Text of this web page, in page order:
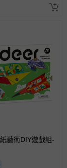
逾期（例如生鮮
使用，則酌收整
例如 DVD、CD
供即為完成之線
如線上課程、遊
泳裝、襪子、地
包屁衣、學習
藝術DIY遊戲組-